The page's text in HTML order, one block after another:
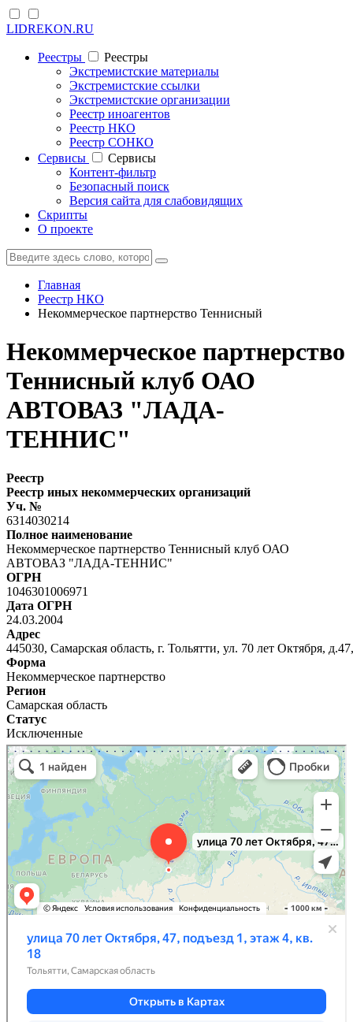
LIDREKON.RU
Реестры
Реестры
Экстремистские материалы
Экстремистские ссылки
Экстремистские организации
Реестр иноагентов
Реестр НКО
Реестр СОНКО
Cервисы
Cервисы
Контент-фильтр
Безопасный поиск
Версия сайта для слабовидящих
Скрипты
О проекте
Главная
Реестр НКО
Некоммерческое партнерство Теннисный
Некоммерческое партнерство
Теннисный клуб ОАО
АВТОВАЗ "ЛАДА-
ТЕННИС"
Реестр
Реестр иных некоммерческих организаций
Уч. №
6314030214
Полное наименование
Некоммерческое партнерство Теннисный клуб ОАО
АВТОВАЗ "ЛАДА-ТЕННИС"
ОГРН
1046301006971
Дата ОГРН
24.03.2004
Адрес
445030, Самарская область, г. Тольятти, ул. 70 лет Октября,
Форма
Некоммерческое партнерство
Регион
Самарская область
Статус
Исключенные